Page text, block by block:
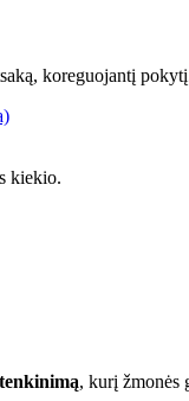
koreguojantį
kiekio.
, kurį žmonės